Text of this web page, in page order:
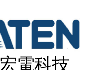
宏電科技